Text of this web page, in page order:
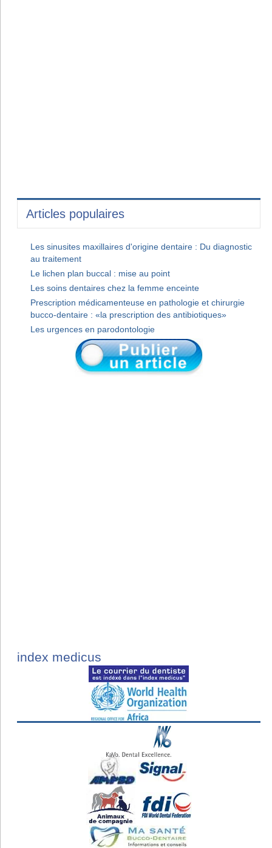
Articles populaires
Les sinusites maxillaires d'origine dentaire : Du diagnostic
au traitement
Le lichen plan buccal : mise au point
Les soins dentaires chez la femme enceinte
Prescription médicamenteuse en pathologie et chirurgie
bucco-dentaire : «la prescription des antibiotiques»
Les urgences en parodontologie
index medicus